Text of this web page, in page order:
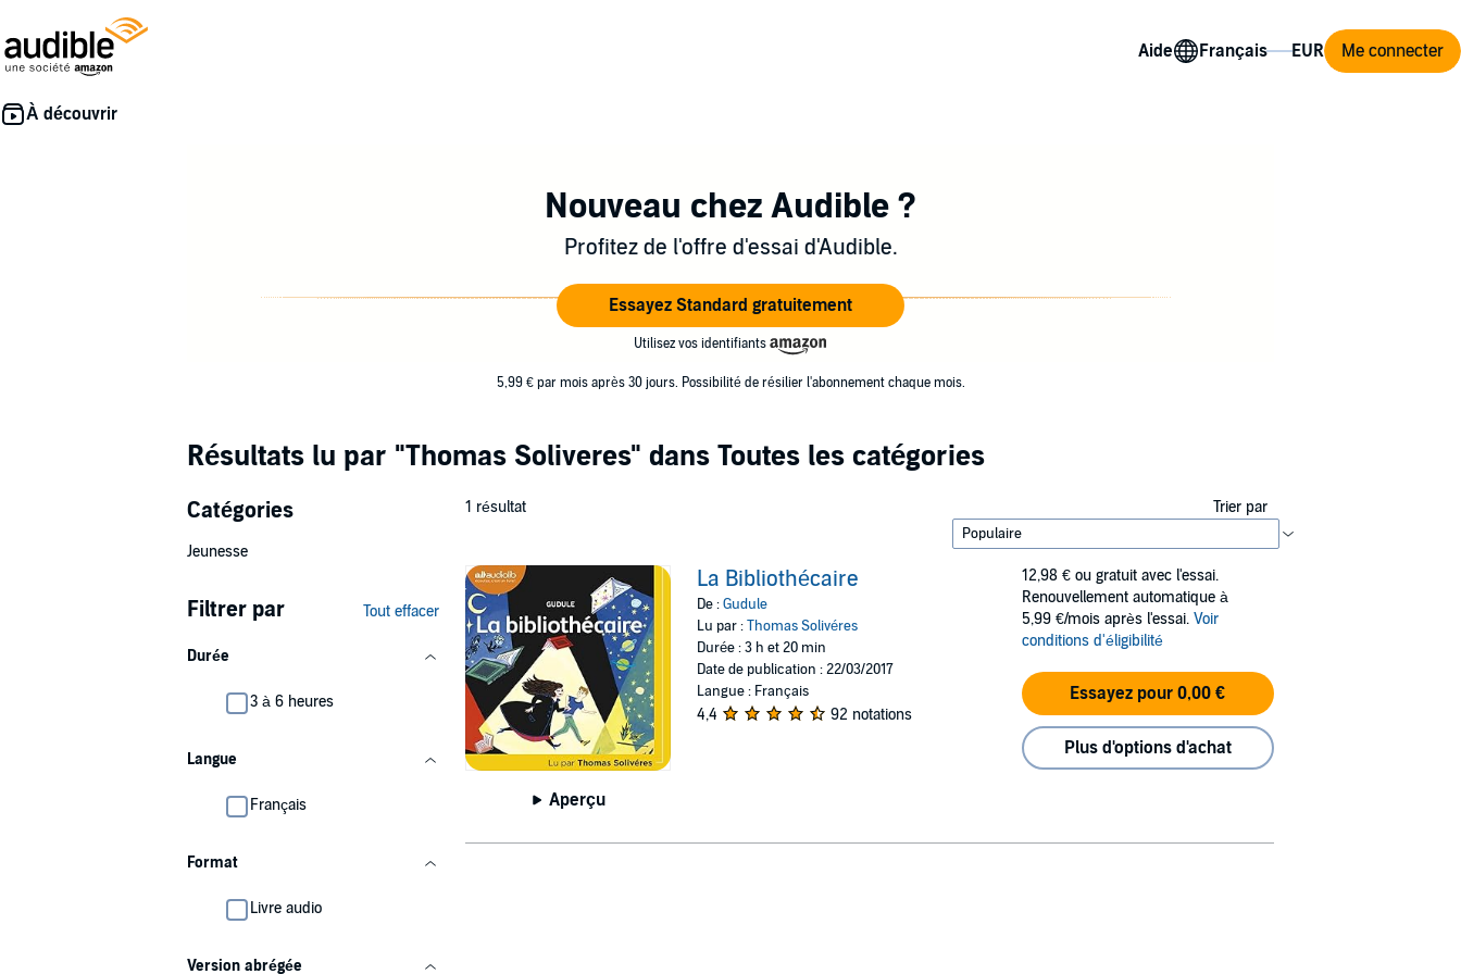
Aide Me connecter
Nouveau chez Audible ?
Profitez de l'offre d'essai d'Audible.
Essayez Standard gratuitement
Utilisez vos identifiants
5,99 € par mois après 30 jours. Possibilité de résilier l'abonnement chaque mois.
Résultats lu par "Thomas Soliveres" dans Toutes les catégories
Catégories
Jeunesse
Filtrer par Tout effacer
Durée
3 à 6 heures
Langue
Français
Format
Livre audio
Version abrégée
1 résultat Trier par
Aperçu
La Bibliothécaire
De :Gudule
Lu par :Thomas Solivéres
Durée : 3 h et 20 min
Date de publication : 22/03/2017
Langue : Français
4,4 92 notations
12,98 € ou gratuit avec l'essai.
Renouvellement automatique à
5,99 €/mois après l'essai. Voir
conditions d'éligibilité
Essayez pour 0,00 €
Plus d'options d'achat